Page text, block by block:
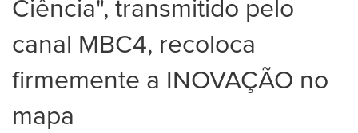
canal MBC4, recoloca
firmemente a INOVAÇÃO no
mapa